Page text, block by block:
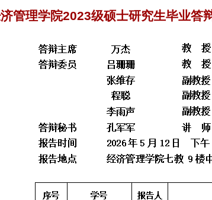
管理学院2023级硕士研究生毕业答